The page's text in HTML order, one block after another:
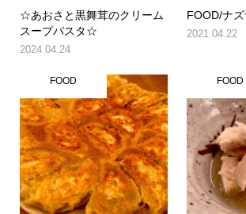
☆あおさと黒舞茸のクリーム
スープパスタ☆
2024.04.24
FOOD/ナ
2021.04.22
FOOD FOOD